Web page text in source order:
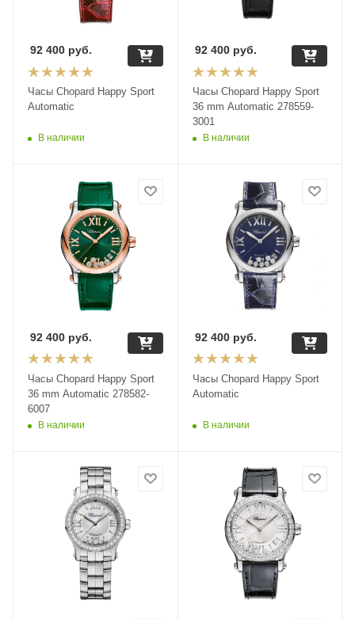
Часы Chopard Happy Sport
Automatic
В наличии
92 400 руб.
Часы Chopard Happy Sport
36 mm Automatic 278559-
3001
В наличии
92 400руб.
Часы Chopard Happy Sport
36 mm Automatic 278582-
6007
В наличии
92 400 руб.
Часы Chopard Happy Sport
Automatic
В наличии
92 400руб.